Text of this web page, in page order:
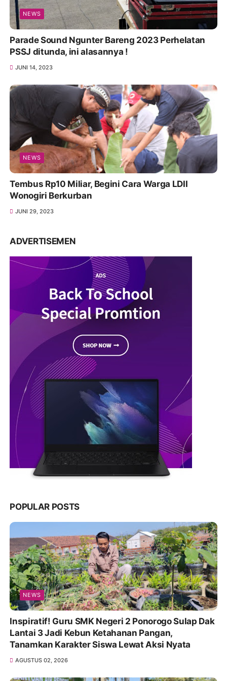
NEWS
Parade Sound Ngunter Bareng 2023 Perhelatan
PSSJ ditunda, ini alasannya !
JUNI 14, 2023
NEWS
Tembus Rp10 Miliar, Begini Cara Warga LDII
Wonogiri Berkurban
JUNI 29, 2023
ADVERTISEMEN
POPULAR POSTS
NEWS
Inspiratif! Guru SMK Negeri 2 Ponorogo Sulap Dak
Lantai 3 Jadi Kebun Ketahanan Pangan,
Tanamkan Karakter Siswa Lewat Aksi Nyata
AGUSTUS 02, 2026